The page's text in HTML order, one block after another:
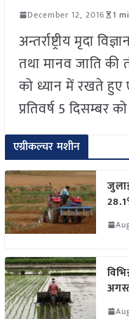
December 12, 2016 1
अन्तर्राष्ट्रीय मृदा
तथा मानव जाति
को ध्यान में रखते हुए
प्रतिवर्ष 5 दिसम्बर
एग्रीकल्चर मशीन